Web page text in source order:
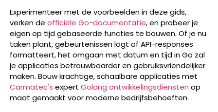
Experimenteer met de voorbeelden in deze gids,
verken de officiële Go-documentatie, en probeer je
eigen op tijd gebaseerde functies te bouwen. Of je nu
taken plant, gebeurtenissen logt of API-responses
formatteert, het omgaan met datum en tijd in Go zal
je applicaties betrouwbaarder en gebruiksvriendelijker
maken. Bouw krachtige, schaalbare applicaties met
Carmatec's expert Golang ontwikkelingsdiensten op
maat gemaakt voor moderne bedrijfsbehoeften.